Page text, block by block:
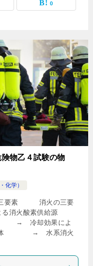
0
物乙４試験の物
化学）
三要素 消火の三要
消火酸素供給源
→ 冷却効果によ
液体 → 水系消火